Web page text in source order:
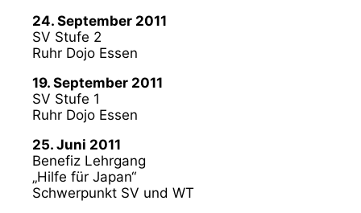
24. September 2011
SV Stufe 2
Ruhr Dojo Essen
19. September 2011
SV Stufe 1
Ruhr Dojo Essen
25. Juni 2011
Benefiz Lehrgang
„Hilfe für Japan“
Schwerpunkt SV und WT